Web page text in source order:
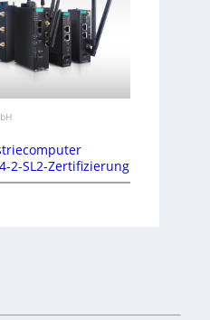
2-SL2-Zertifizierung